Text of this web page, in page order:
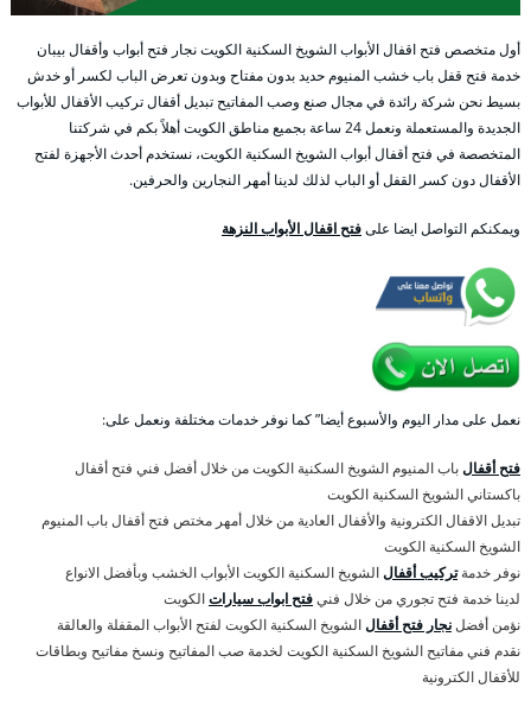
أول متخصص فتح اقفال الأبواب الشويخ السكنية الكويت نجار فتح أبواب وأقفال بيبان
خدمة فتح قفل باب خشب المنيوم حديد بدون مفتاح وبدون تعرض الباب لكسر أو خدش
بسيط نحن شركة رائدة في مجال صنع وصب المفاتيح تبديل أقفال تركيب الأقفال للأبواب
الجديدة والمستعملة ونعمل 24 ساعة بجميع مناطق الكويت أهلاً بكم في شركتنا
المتخصصة في فتح أقفال أبواب الشويخ السكنية الكويت، نستخدم أحدث الأجهزة لفتح
الأقفال دون كسر القفل أو الباب لذلك لدينا أمهر النجارين والحرفين.
ويمكنكم التواصل ايضا علىفتح اقفال الأبواب النزهة
نعمل على مدار اليوم والأسبوع أيضا” كما نوفر خدمات مختلفة ونعمل على:
فتح أقفالباب المنيوم الشويخ السكنية الكويت من خلال أفضل فني فتح أقفال
باكستاني الشويخ السكنية الكويت
تبديل الاقفال الكترونية والأقفال العادية من خلال أمهر مختص فتح أقفال باب المنيوم
الشويخ السكنية الكويت
نوفر خدمةتركيب أقفالالشويخ السكنية الكويت الأبواب الخشب وبأفضل الانواع
لدينا خدمة فتح تجوري من خلال فنيفتح ابواب سياراتالكويت
نؤمن أفضلنجار فتح أقفالالشويخ السكنية الكويت لفتح الأبواب المقفلة والعالقة
نقدم فني مفاتيح الشويخ السكنية الكويت لخدمة صب المفاتيح ونسخ مفاتيح وبطاقات
للأقفال الكترونية